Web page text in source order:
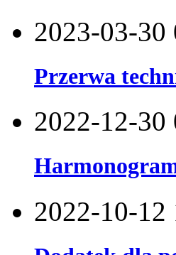
2023-03-30
Przerwa
2022-12-30
2022-10-12